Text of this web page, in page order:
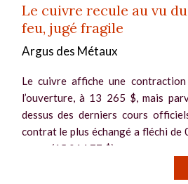
Le cuivre recule au vu
feu, jugé fragile
Argus des Métaux
Le cuivre affiche une
l’ouverture, à 13 265 $, mais
dessus des derniers cours
contrat le plus échangé a fléchi de
yuans (15 014,77 $)...